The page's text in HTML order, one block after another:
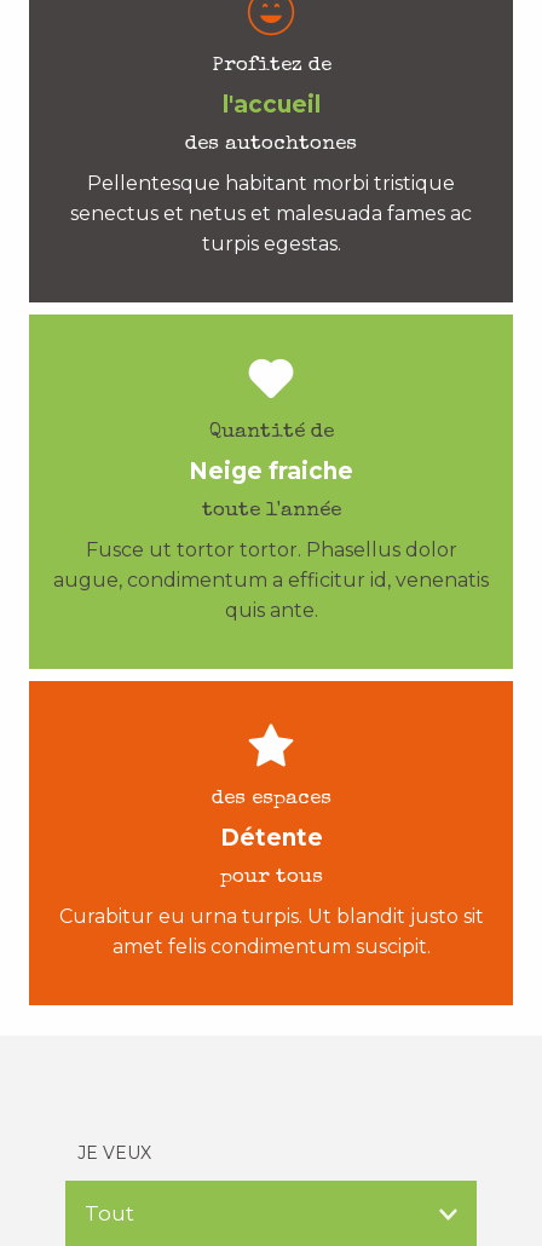
Profitez de
l'accueil
des autochtones
Pellentesque habitant morbi tristique
senectus et netus et malesuada fames ac
turpis egestas.
Quantité de
Neige fraiche
toute l'année
Fusce ut tortor tortor. Phasellus dolor
augue, condimentum a efficitur id, venenatis
quis ante.
des espaces
Détente
pour tous
Curabitur eu urna turpis. Ut blandit justo sit
amet felis condimentum suscipit.
JE VEUX